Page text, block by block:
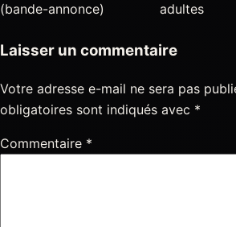
(bande-annonce)
adultes
Laisser un commentaire
Votre adresse e-mail ne sera pas
obligatoires sont indiqués avec *
Commentaire *